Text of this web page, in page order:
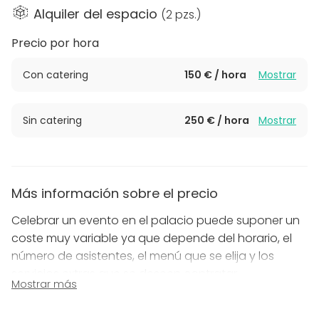
cualquier evento se destaque por su exclusividad.
Alquiler del espacio (2 pzs.)
Precio por hora
Con catering 150 € / hora Mostrar
Sin catering 250 € / hora Mostrar
Más información sobre el precio
Celebrar un evento en el palacio puede suponer un
coste muy variable ya que depende del horario, el
número de asistentes, el menú que se elija y los
Nos esforzamos para ajustarnos a las necesidades
Mostrar más